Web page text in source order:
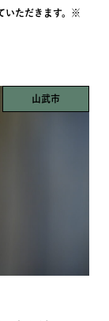
いただきます。※
山武市